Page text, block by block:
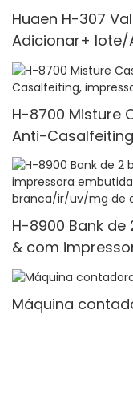
Huaen H-307
Adicionar+ lote/
UV/Mg/Ir/Mt
exibição de LCD
H-8700 Misture
Anti-
de 3,5 "TFT
H-8900 Bank
& com
mista, luz
Contagem de
Máquina